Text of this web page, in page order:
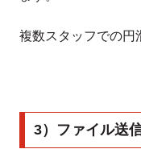
複数スタッフでの円
3）ファイル送